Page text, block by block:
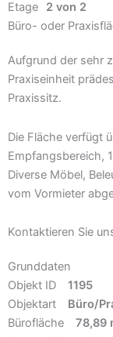
Etage
2 von 2
Büro- oder
Aufgrund der sehr
Praxiseinheit
Praxissitz.
Die Fläche verfügt
Empfangsbereich,
Diverse Möbel,
vom Vormieter
Kontaktieren Sie
Grunddaten
Objekt ID
1195
Objektart
Büro/
Bürofläche
78,89